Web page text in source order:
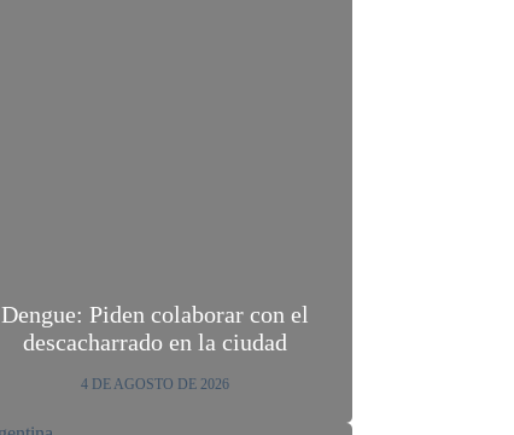
Dengue: Piden colaborar con el
descacharrado en la ciudad
4 DE AGOSTO DE 2026